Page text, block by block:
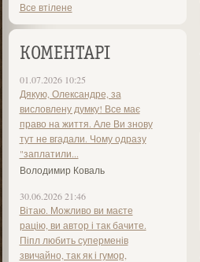
Все втілене
КОМЕНТАРІ
01.07.2026 10:25
Дякую, Олександре, за
висловлену думку! Все має
право на життя. Але Ви знову
тут не вгадали. Чому одразу
"заплатили...
Володимир Коваль
30.06.2026 21:46
Вітаю. Можливо ви маєте
рацію, ви автор і так бачите.
Піпл любить суперменів
звичайно, так як і гумор,